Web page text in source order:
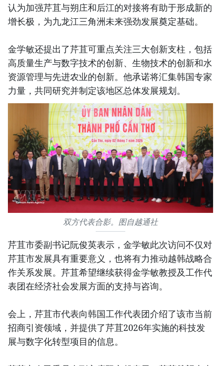
认为加强芹苴与朔庄和后江的对接将有助于形成新的
增长极，为九龙江三角洲未来强劲发展奠定基础。
金学敏还提出了芹苴可重点关注三大创新支柱，包括
高质量生产与数字技术的创新、生物技术的创新和水
资源管理与先进农业的创新。他承诺将汇集韩国专家
力量，共同研究并制定该地区总体发展规划。
双方代表合影。图自越通社
芹苴市委副书记阮俊英表示，金学敏此次访问不仅对
芹苴市发展具有重要意义，也将有力推动越韩战略合
作关系发展。芹苴希望继续获得金学敏教授及工作代
表团在经济社会发展方面的支持与咨询。
会上，芹苴市代表向韩国工作代表团介绍了该市当前
招商引资领域，并提供了芹苴2026年实施的科技发
展与数字化转型项目的信息。